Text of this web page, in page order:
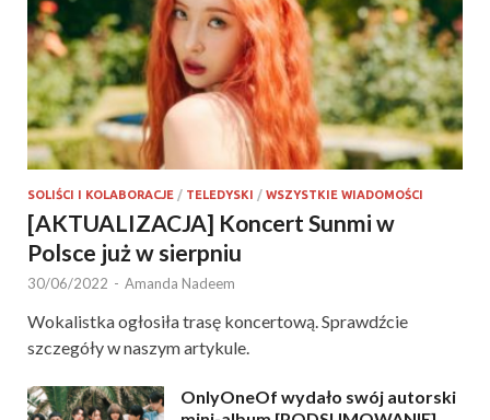
SOLIŚCI I KOLABORACJE / TELEDYSKI / WSZYSTKIE WIADOMOŚCI
[AKTUALIZACJA] Koncert Sunmi w
Polsce już w sierpniu
30/06/2022 - Amanda Nadeem
Wokalistka ogłosiła trasę koncertową. Sprawdźcie
szczegóły w naszym artykule.
OnlyOneOf wydało swój autorski